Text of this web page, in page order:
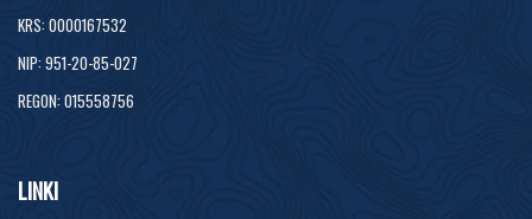
KRS: 0000167532
NIP: 951-20-85-027
REGON: 015558756
LINKI